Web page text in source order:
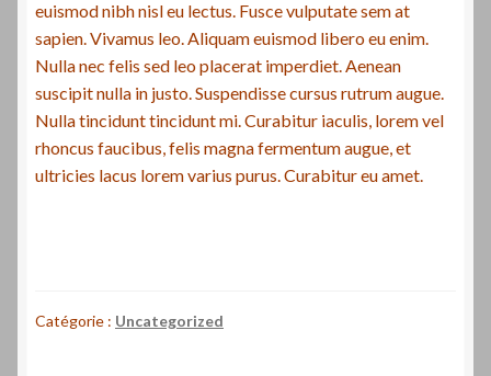
euismod nibh nisl eu lectus. Fusce vulputate sem at
sapien. Vivamus leo. Aliquam euismod libero eu enim.
Nulla nec felis sed leo placerat imperdiet. Aenean
suscipit nulla in justo. Suspendisse cursus rutrum augue.
Nulla tincidunt tincidunt mi. Curabitur iaculis, lorem vel
rhoncus faucibus, felis magna fermentum augue, et
ultricies lacus lorem varius purus. Curabitur eu amet.
Catégorie : Uncategorized